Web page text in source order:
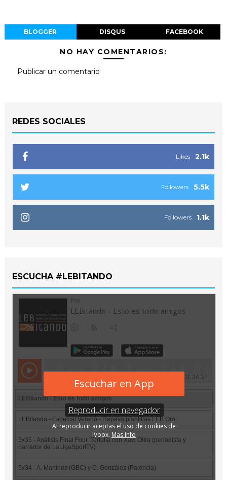
BLOGGER DISQUS FACEBOOK
NO HAY COMENTARIOS:
Publicar un comentario
REDES SOCIALES
2.1k
Likes
5.5k
Followers
1.1k
Followers
ESCUCHA #LEBITANDO